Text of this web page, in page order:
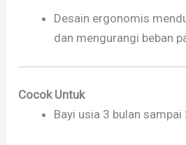
Desain ergonomis
dan mengurangi beban
Cocok Untuk
Bayi usia 3 bulan sampai